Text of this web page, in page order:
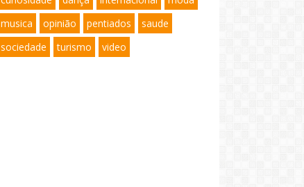
musica
opinião pentiados
saude
sociedade
turismo video